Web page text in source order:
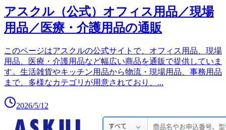
アスクル（公式）オフィス用品／現場
用品／医療・介護用品の通販
このページはアスクルの公式サイトで、オフィス用品、現場
用品、医療・介護用品など幅広い商品を通販で提供していま
す。生活雑貨やキッチン用品から物流・現場用品、事務用品
まで、多様なカテゴリが用意されており、 ...
2026/5/12